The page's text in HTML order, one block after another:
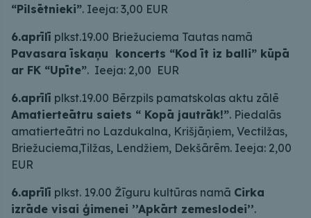
“Pilsētnieki”. Ieeja: 3,00 EUR
6.aprīlī plkst.19.00 Briežuciema Tautas namā
Pavasara īskaņu koncerts “Kod īt iz balli” kūpā
ar FK “Upīte”. Ieeja: 2,00 EUR
6.aprīlī plkst.19.00 Bērzpils pamatskolas aktu zālē
Amatierteātru saiets “ Kopā jautrāk!”. Piedalās
amatierteātri no Lazdukalna, Krišjāņiem, Vectilžas,
Briežuciema,Tilžas, Lendžiem, Dekšārēm. Ieeja: 2,00
EUR
6.aprīlī plkst. 19.00 Žīguru kultūras namā Cirka
izrāde visai ģimenei ’’Apkārt zemeslodei’’.